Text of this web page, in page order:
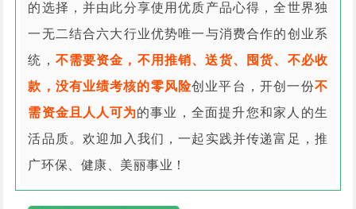
的选择，并由此分享使用优质产品心得，全世界独
一无二结合六大行业优势唯一与消费合作的创业系
统， 不需要资金，不用推销、送货、囤货、不必收
款，没有业绩考核的零风险创业平台，开创一份不
需资金且人人可为的事业，全面提升您和家人的生
活品质。欢迎加入我们，一起实践并传递富足，推
广环保、健康、美丽事业！